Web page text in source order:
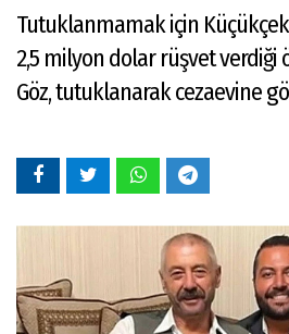
Tutuklanmamak için
2,5 milyon dolar rüşvet verdiği
Göz, tutuklanarak cezaevine